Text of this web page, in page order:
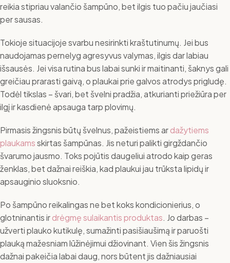
reikia stipriau valančio šampūno, bet ilgis tuo pačiu jaučiasi
per sausas.
Tokioje situacijoje svarbu nesirinkti kraštutinumų. Jei bus
naudojamas pernelyg agresyvus valymas, ilgis dar labiau
išsausės. Jei visa rutina bus labai sunki ir maitinanti, šaknys gali
greičiau prarasti gaivą, o plaukai prie galvos atrodys prigludę.
Todėl tikslas – švari, bet švelni pradžia, atkurianti priežiūra per
ilgį ir kasdienė apsauga tarp plovimų.
Pirmasis žingsnis būtų švelnus, pažeistiems ardažytiems
plaukamsskirtas šampūnas. Jis neturi palikti girgždančio
švarumo jausmo. Toks pojūtis daugeliui atrodo kaip geras
ženklas, bet dažnai reiškia, kad plaukui jau trūksta lipidų ir
apsauginio sluoksnio.
Po šampūno reikalingas ne bet koks kondicionierius, o
glotninantis irdrėgmę sulaikantis produktas. Jo darbas –
užverti plauko kutikulę, sumažinti pasišiaušimą ir paruošti
plauką mažesniam lūžinėjimui džiovinant. Vien šis žingsnis
dažnai pakeičia labai daug, nors būtent jis dažniausiai